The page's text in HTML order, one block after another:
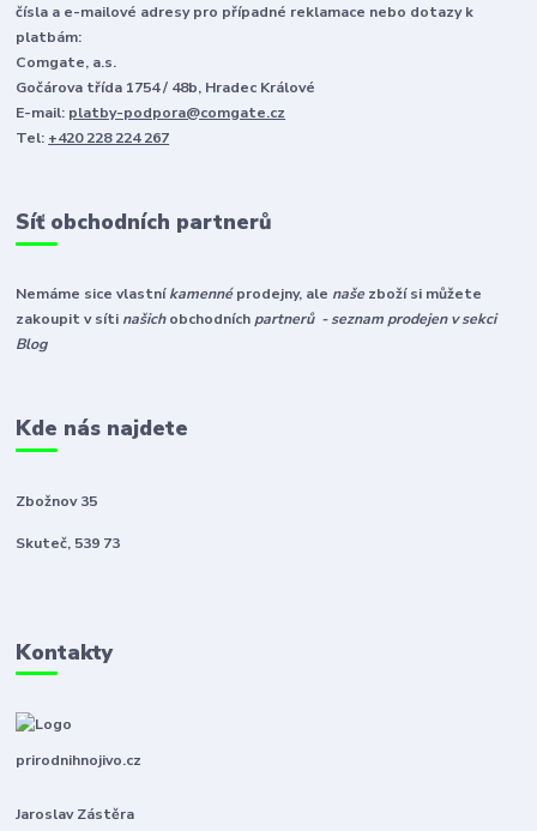
čísla a e-mailové adresy pro případné reklamace nebo dotazy k
platbám:
Comgate, a.s.
Gočárova třída 1754 / 48b, Hradec Králové
E-mail: platby-podpora@comgate.cz
Tel: +420 228 224 267
Síť obchodních partnerů
Nemáme sice vlastníkamennéprodejny, ale naše zboží si můžete
zakoupit v síti našichobchodníchpartnerů - seznam prodejen v sekci
Blog
Kde nás najdete
Zbožnov 35
Skuteč, 539 73
Kontakty
prirodnihnojivo.cz
Jaroslav Zástěra